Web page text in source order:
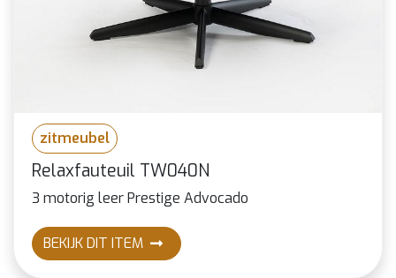
zitmeubel
Relaxfauteuil TW040N
3 motorig leer Prestige Advocado
BEKIJK DIT ITEM